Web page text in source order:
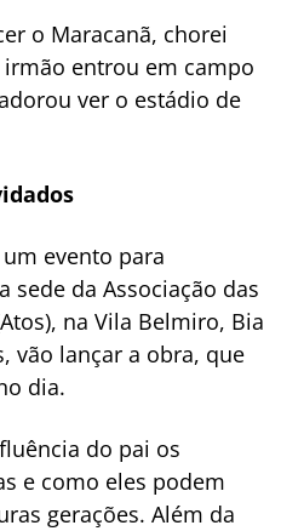
o Maracanã, chorei
entrou em campo
ver o estádio de
evento para
sede da Associação das
na Vila Belmiro, Bia
vão lançar a obra, que
dia.
do pai os
e como eles podem
gerações. Além da